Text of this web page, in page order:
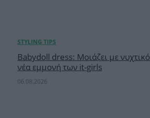
Babydoll dress: Μοιάζει με νυχτικό
νέα εμμονή των it-girls
06.08.2026